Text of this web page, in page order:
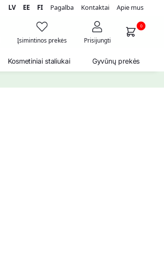
LV EE FI Pagalba Kontaktai Apie mus
Įsimintinos prekės Prisijungti
0
Kosmetiniai staliukai Gyvūnų prekės